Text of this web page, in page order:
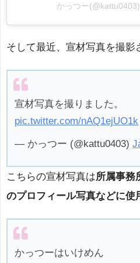
かっつー
そして最近、宣材写真を撮影
宣材写真を撮りました。
pic.twitter.com/nAQ1ejUO1k
— かっつー (@kattu0403)
こちらの宣材写真は所属事務
のプロフィール写真などに使
かっつーはいけめん